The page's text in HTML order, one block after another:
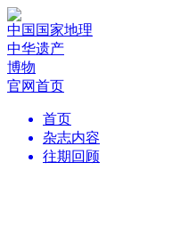
中国国家地理
中华遗产
博物
官网首页
首页
杂志内容
往期回顾